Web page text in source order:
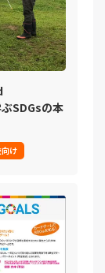
SDGsの本
け